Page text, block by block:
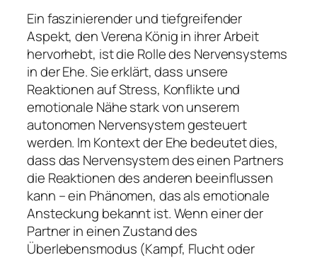
Ein faszinierender und tiefgreifender
Aspekt, den Verena König in ihrer Arbeit
hervorhebt, ist die Rolle des Nervensystems
in der Ehe. Sie erklärt, dass unsere
Reaktionen auf Stress, Konflikte und
emotionale Nähe stark von unserem
autonomen Nervensystem gesteuert
werden. Im Kontext der Ehe bedeutet dies,
dass das Nervensystem des einen Partners
die Reaktionen des anderen beeinflussen
kann – ein Phänomen, das als emotionale
Ansteckung bekannt ist. Wenn einer der
Partner in einen Zustand des
Überlebensmodus (Kampf, Flucht oder